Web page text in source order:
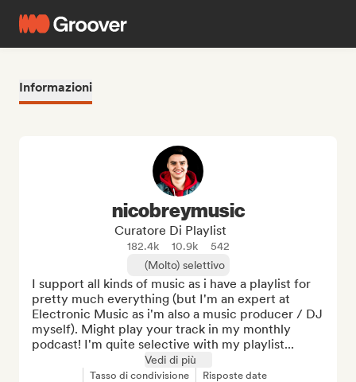
Informazioni
nicobreymusic
Curatore Di Playlist
182.4k 10.9k
542
(Molto) selettivo
I support all kinds of music as i have a playlist for
pretty much everything (but I'm an expert at
Electronic Music as i'm also a music producer / DJ
myself). Might play your track in my monthly
podcast! I'm quite selective with my playlist...
Vedi di più
Tasso di condivisione Risposte date